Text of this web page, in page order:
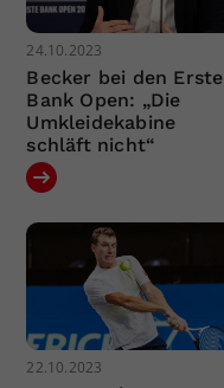
24.10.2023
Becker bei den Erste
Bank Open: „Die
Umkleidekabine
schläft nicht“
22.10.2023